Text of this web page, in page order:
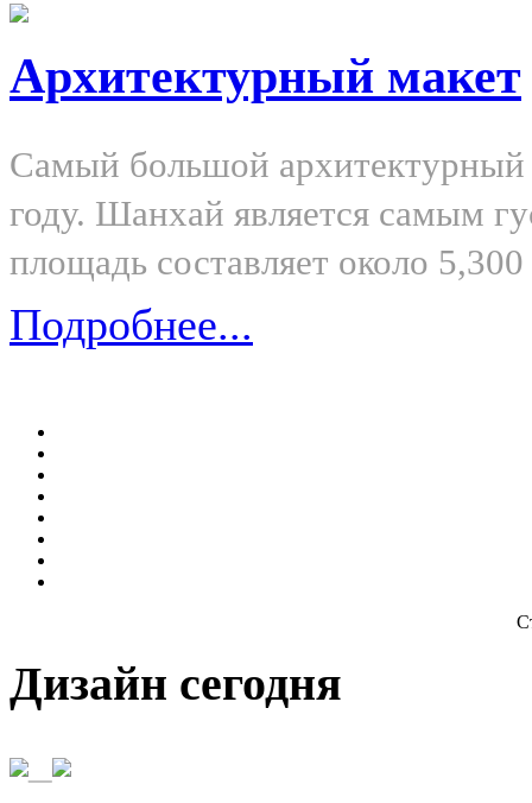
Архитектурный макет
Самый большой
году. Шанхай является самым
площадь составляет около 5,300
Подробнее...
Дизайн сегодня